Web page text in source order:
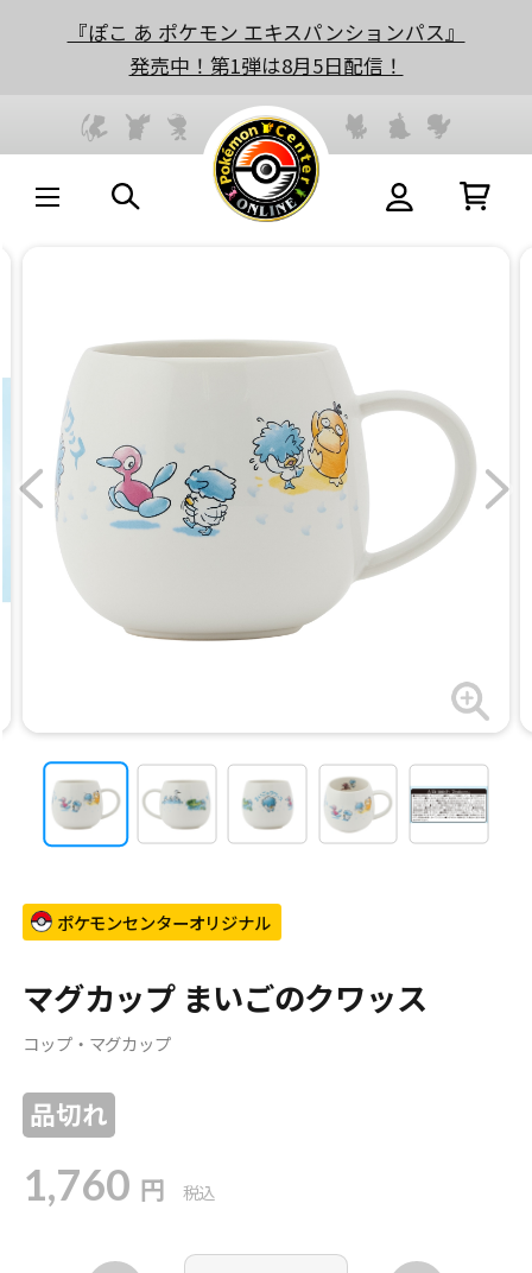
『ぽこ あ ポケモン エキスパンションパス』
発売中！第1弾は8月5日配信！
ポケモンセンターオリジナル
マグカップ まいごのクワッス
コップ・マグカップ
品切れ
1,760 円 税込